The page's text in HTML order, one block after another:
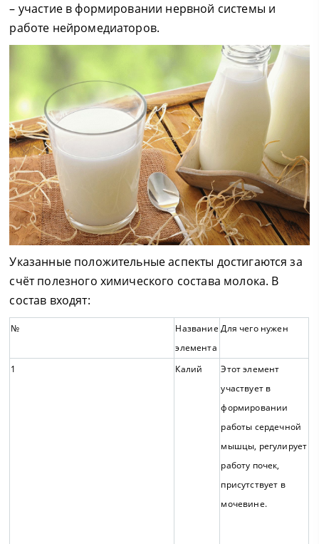
– участие в формировании нервной системы и
работе нейромедиаторов.
Указанные положительные аспекты достигаются за
счёт полезного химического состава молока. В
состав входят:
№
Название
элемента
Для чего нужен
1 Калий
Этот элемент
участвует в
формировании
работы сердечной
мышцы, регулирует
работу почек,
присутствует в
мочевине.